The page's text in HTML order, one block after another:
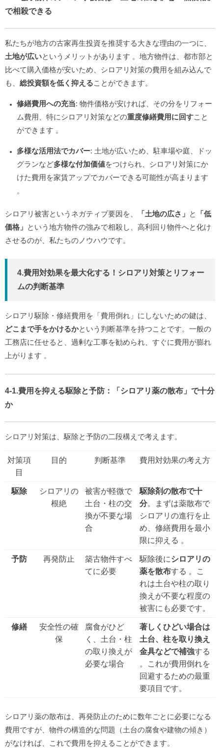
で相殺できる
私たちが地方の古家再生投資を推奨する大きな理由の一つに、
土地が広いというメリットがあります 。地方物件は、都市部と
比べて購入価格が安いため、シロアリ対策の費用を組み込んで
も、 総投資額を低く抑えることができます。
修繕費用への充当: 物件価格が安ければ、その分をリフォー
ム費用、特にシロアリ対策などの重度修繕費用に回すこと
ができます 。
多様な活用法でカバー: 土地が広いため、駐車場や庭、ドッ
グランなど多様な付加価値をつけられ、シロアリ対策にか
けた費用を家賃アップでカバーできる可能性が高まります
。
シロアリ被害というネガティブ要因を、 「土地の広さ」 と
「低
価格」 という地方物件の強みで相殺し、高利回り物件へと化け
させるのが、私たちのノウハウです。
4.費用対効果を最大化する！シロアリ対策とリフォー
ムの判断基準
シロアリ駆除・修繕費用を「費用倒れ」にしないための鍵は、
どこまで手をかけるかという判断基準を持つことです。一般の
工務店に任せると、過剰な工事を勧められ、すぐに費用が膨れ
上がります 。
4-1.費用を抑える駆除と予防：「シロアリ薬の散布」で十分
か
シロアリ対策は、駆除と予防の二段構えで考えます。
対策項
目
目的 判断基準 費用対効果の考え方
駆除
シロアリの
根絶
被害が軽微で
土台・柱の交
換が不要な場
合
駆除剤の散布で十
分。まずは薬散布で
シロアリの進行を止
め、修繕費用を最小
限に抑える 。
予防 再発防止
築古物件すべ
てに必要
駆除後にシロアリの
薬を散布する 。こ
れは土台や柱の取り
換えが不要な程度の
被害にも必要です。
修繕
安全性の確
保
腐食がひど
く、土台・柱
の取り換えが
必要な場合
著しくひどい場合は
土台、柱を取り換え
金具などで補強する
。これが費用倒れを
回避するための最重
要項目です。
シロアリ薬の散布は、再発防止のために数年ごとに必要になる
費用ですが、物件の構造的な問題（土台の腐食や建物の傾き）
がなければ、これで費用を抑えることができます。